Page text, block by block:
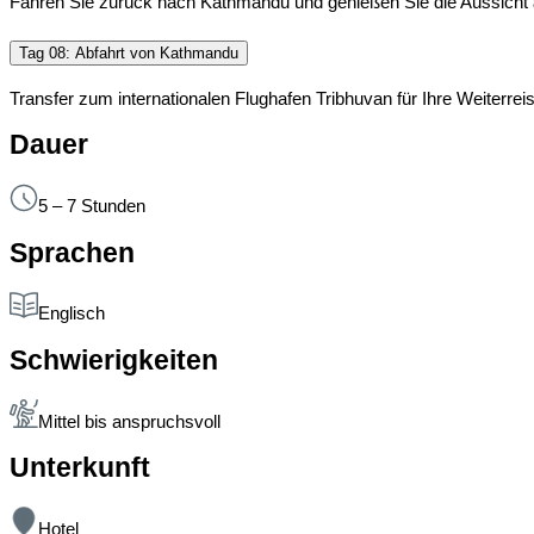
Tag 08: Abfahrt von Kathmandu
Transfer zum internationalen Flughafen Tribhuvan für Ihre
Dauer
5 – 7 Stunden
Sprachen
Englisch
Schwierigkeiten
Mittel bis anspruchsvoll
Unterkunft
Hotel